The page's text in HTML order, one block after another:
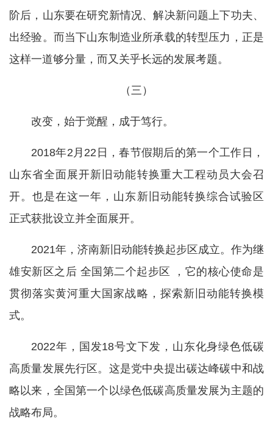
阶后，山东要在研究新情况、解决新问题上下功夫、
出经验。而当下山东制造业所承载的转型压力，正是
这样一道够分量，而又关乎长远的发展考题。
（三）
改变，始于觉醒，成于笃行。
2018年2月22日，春节假期后的第一个工作日，
山东省全面展开新旧动能转换重大工程动员大会召
开。也是在这一年，山东新旧动能转换综合试验区
正式获批设立并全面展开。
2021年，济南新旧动能转换起步区成立。作为继
雄安新区之后 全国第二个起步区 ，它的核心使命是
贯彻落实黄河重大国家战略，探索新旧动能转换模
式。
2022年，国发18号文下发，山东化身绿色低碳
高质量发展先行区。这是党中央提出碳达峰碳中和战
略以来，全国第一个以绿色低碳高质量发展为主题的
战略布局。